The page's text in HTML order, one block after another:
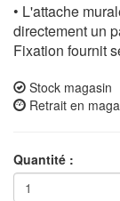
• L'attache
directement un
Fixation fournit
Stock magasin
Retrait en
Quantité :